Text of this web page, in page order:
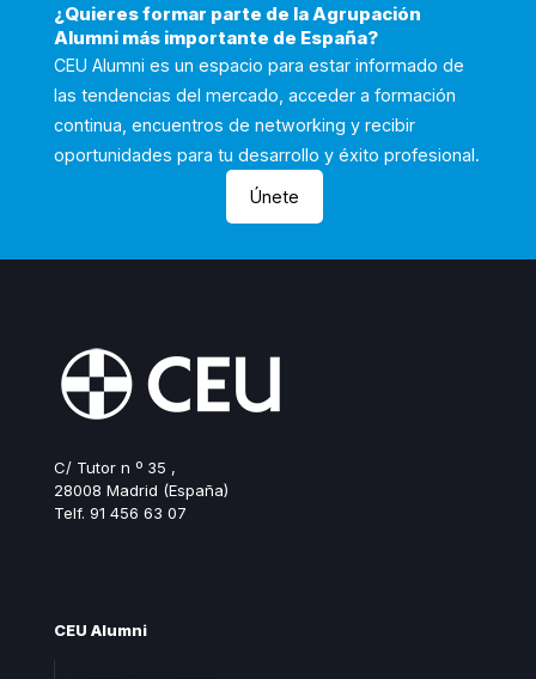
¿Quieres formar parte de la Agrupación
Alumni más importante de España?
CEU Alumni es un espacio para estar informado de
las tendencias del mercado, acceder a formación
continua, encuentros de networking y recibir
oportunidades para tu desarrollo y éxito profesional.
Únete
C/ Tutor n º 35 ,
28008 Madrid (España)
Telf. 91 456 63 07
CEU Alumni